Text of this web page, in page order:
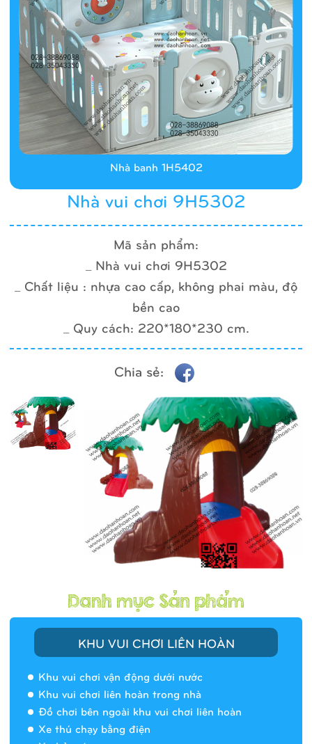
KHU VUI CHƠI LIÊN HOÀN
Khu vui chơi vận động dưới nước
Khu vui chơi liên hoàn trong nhà
Đồ chơi bên ngoài khu vui chơi liên hoàn
Xe thú chạy bằng điện
Nhà vui chơi 9H5302
Mã sản phẩm:
_ Nhà vui chơi 9H5302
_ Chất liệu : nhựa cao cấp, không phai màu, độ
bền cao
_ Quy cách: 220*180*230 cm.
Chia sẻ:
Nhà banh 1H5402